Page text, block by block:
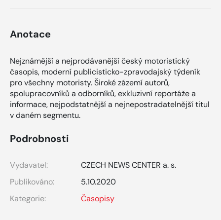
Anotace
Nejznámější a nejprodávanější český motoristický
časopis, moderní publicisticko-zpravodajský týdeník
pro všechny motoristy. Široké zázemí autorů,
spolupracovníků a odborníků, exkluzivní reportáže a
informace, nejpodstatnější a nejnepostradatelnější titul
v daném segmentu.
Podrobnosti
Vydavatel:
CZECH NEWS CENTER a. s.
Publikováno:
5.10.2020
Kategorie:
Časopisy